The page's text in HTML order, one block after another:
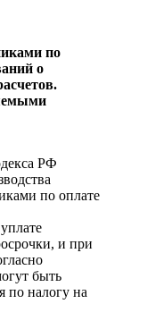
по
о
РФ
по оплате
и при
быть
по налогу на